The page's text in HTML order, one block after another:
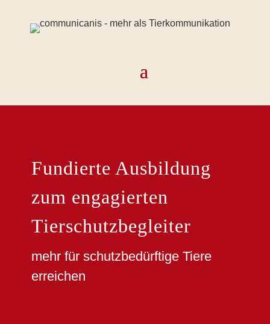
Fundierte Ausbildung
zum engagierten
Tierschutzbegleiter
mehr für schutzbedürftige Tiere
erreichen